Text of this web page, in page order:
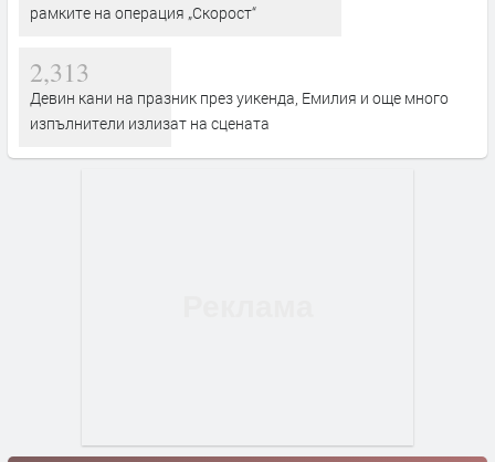
рамките на операция „Скорост“
2,313
Девин кани на празник през уикенда, Емилия и още много
изпълнители излизат на сцената